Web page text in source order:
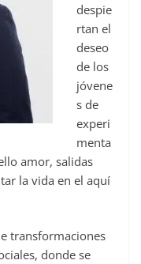
despie
rtan el
deseo
de los
jóvene
s de
experi
menta
amor, salidas
la vida en el aquí
transformaciones
donde se